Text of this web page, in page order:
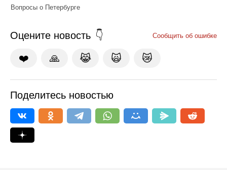
Вопросы о Петербурге
Оцените новость Сообщить об ошибке
❤️ 🙏 😹 🙀 😿
Поделитесь новостью